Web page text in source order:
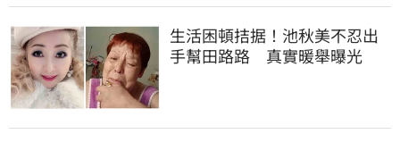
生活困頓拮据！池秋美不忍出
手幫田路路 真實暖舉曝光